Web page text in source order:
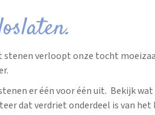
stenen verloopt onze tocht
er één voor één uit. Bekijk
dat verdriet onderdeel is van het